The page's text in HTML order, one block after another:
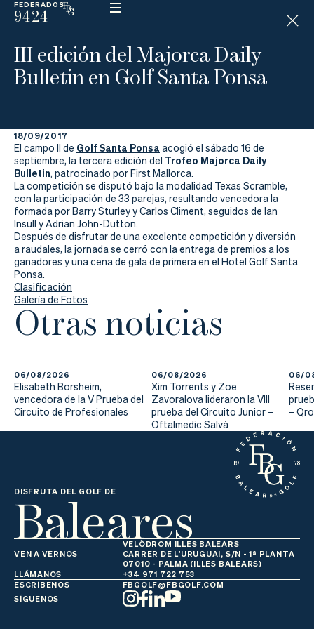
FEDERADOS
9424
ESP
N
D
I
C
La
Federación
Federarse
Jugar
Aprender
Actualidad
III edición del Majorca Daily
Bulletin en Golf Santa Ponsa
18/09/2017
El campo II de Golf Santa Ponsa acogió el sábado 16 de
septiembre, la tercera edición del Trofeo Majorca Daily
Bulletin, patrocinado por First Mallorca.
La competición se disputó bajo la modalidad Texas Scramble,
con la participación de 33 parejas, resultando vencedora la
formada por Barry Sturley y Carlos Climent, seguidos de Ian
Insull y Adrian John-Dutton.
Después de disfrutar de una excelente competición y diversión
a raudales, la jornada se cerró con la entrega de premios a los
ganadores y una cena de gala de primera en el Hotel Golf Santa
Ponsa.
Clasificación
Galería de Fotos
Otras noticias
06/08/2026
Elisabeth Borsheim,
vencedora de la V Prueba del
Circuito de Profesionales
06/08/2026
Xim Torrents y Zoe
Zavoralova lideraron la VIII
prueba del Circuito Junior –
Oftalmedic Salvà
06/
–
DISFRUTA DEL GOLF DE
Baleares
VEN A VERNOS
VELÒDROM ILLES BALEARS
CARRER DE L'URUGUAI, S/N - 1ª PLANTA
07010 - PALMA (ILLES BALEARS)
LLÁMANOS
+34 971 722 753
ESCRÍBENOS
FBGOLF@FBGOLF.COM
SÍGUENOS